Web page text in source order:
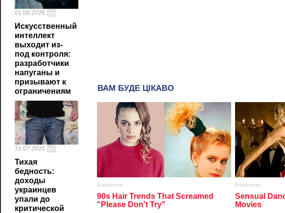
01.08.2026
Искусственный
интеллект
выходит из-
под контроля:
разработчики
напуганы и
призывают к
ограничениям
31.07.2026
Тихая
бедность:
доходы
украинцев
упали до
критической